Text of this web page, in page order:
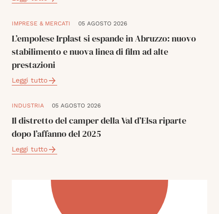
IMPRESE & MERCATI 05 AGOSTO 2026
L’empolese Irplast si espande in Abruzzo: nuovo
stabilimento e nuova linea di film ad alte
prestazioni
Leggi tutto
INDUSTRIA 05 AGOSTO 2026
Il distretto del camper della Val d’Elsa riparte
dopo l’affanno del 2025
Leggi tutto